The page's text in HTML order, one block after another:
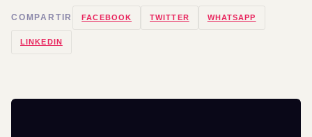
COMPARTIR FACEBOOK TWITTER WHATSAPP
LINKEDIN